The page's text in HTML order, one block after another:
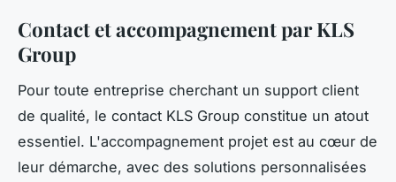
Contact et accompagnement par KLS
Group
Pour toute entreprise cherchant un support client
de qualité, le contact KLS Group constitue un atout
essentiel. L'accompagnement projet est au cœur de
leur démarche, avec des solutions personnalisées